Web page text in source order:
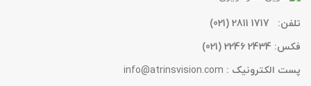
تلفن: 1717 2811 (021)
فکس: 2434 2246 (021)
پست الکترونیک : info@atrinsvision.com